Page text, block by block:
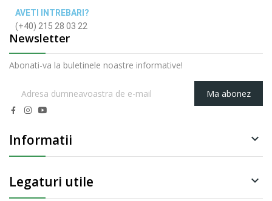
AVETI INTREBARI?
(+40) 215 28 03 22
Newsletter
Abonati-va la buletinele noastre informative!
Ma abonez
Informatii 
Legaturi utile 